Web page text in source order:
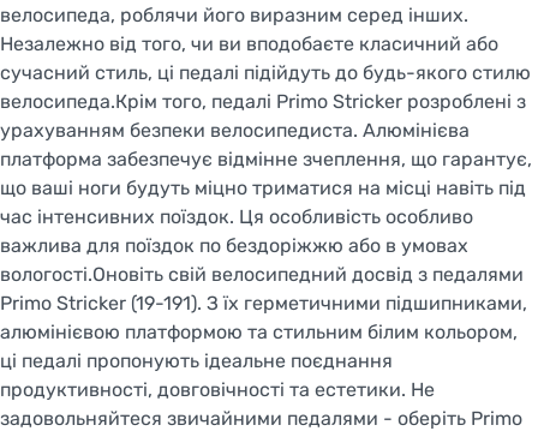
велосипеда, роблячи його виразним серед інших.
Незалежно від того, чи ви вподобаєте класичний або
сучасний стиль, ці педалі підійдуть до будь-якого стилю
велосипеда.Крім того, педалі Primo Stricker розроблені з
урахуванням безпеки велосипедиста. Алюмінієва
платформа забезпечує відмінне зчеплення, що гарантує,
що ваші ноги будуть міцно триматися на місці навіть під
час інтенсивних поїздок. Ця особливість особливо
важлива для поїздок по бездоріжжю або в умовах
вологості.Оновіть свій велосипедний досвід з педалями
Primo Stricker (19-191). З їх герметичними підшипниками,
алюмінієвою платформою та стильним білим кольором,
ці педалі пропонують ідеальне поєднання
продуктивності, довговічності та естетики. Не
задовольняйтеся звичайними педалями - оберіть Primo